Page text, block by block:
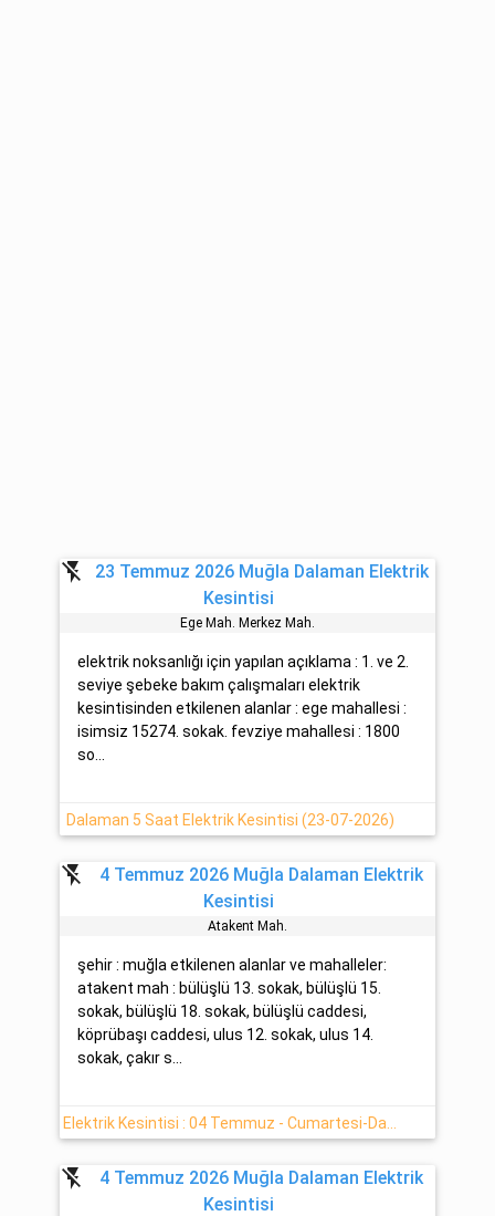
flash_off
23 Temmuz 2026 Muğla Dalaman Elektrik
Kesintisi
Ege Mah. Merkez Mah.
elektrik noksanlığı için yapılan açıklama : 1. ve 2.
seviye şebeke bakım çalışmaları elektrik
kesintisinden etkilenen alanlar : ege mahallesi :
isimsiz 15274. sokak. fevziye mahallesi : 1800
so...
Dalaman 5 Saat Elektrik Kesintisi (23-07-2026)
flash_off
4 Temmuz 2026 Muğla Dalaman Elektrik
Kesintisi
Atakent Mah.
şehir : muğla etkilenen alanlar ve mahalleler:
atakent mah : bülüşlü 13. sokak, bülüşlü 15.
sokak, bülüşlü 18. sokak, bülüşlü caddesi,
köprübaşı caddesi, ulus 12. sokak, ulus 14.
sokak, çakır s...
flash_off
4 Temmuz 2026 Muğla Dalaman Elektrik
Kesintisi